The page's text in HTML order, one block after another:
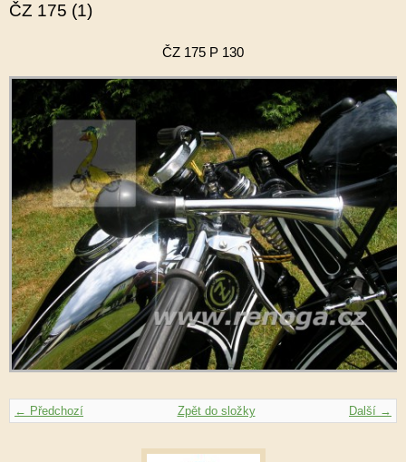
ČZ 175 (1)
ČZ 175 P 130
← Předchozí Další →
Zpět do složky